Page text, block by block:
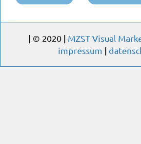
| © 2020 | MZST Visual
impressum |